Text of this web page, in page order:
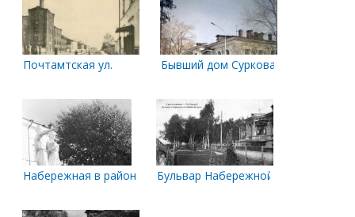
Почтамтская ул. Бывший дом Суркова. 1986 год
Набережная в районе ул. Попова.Бульвар Набережной